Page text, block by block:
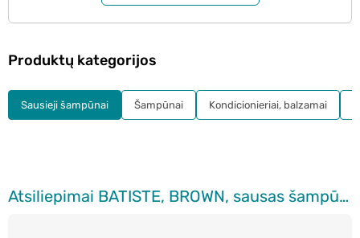
Atsiliepimai BATISTE, BROWN, sausas šampūnas, 200 ml
Produktų kategorijos
Sausieji šampūnai Šampūnai Kondicionieriai, balzamai